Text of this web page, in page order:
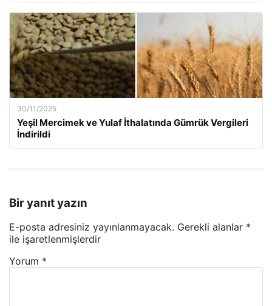
30/11/2025
Yeşil Mercimek ve Yulaf İthalatında Gümrük Vergileri
İndirildi
Bir yanıt yazın
E-posta adresiniz yayınlanmayacak. Gerekli alanlar *
ile işaretlenmişlerdir
Yorum *